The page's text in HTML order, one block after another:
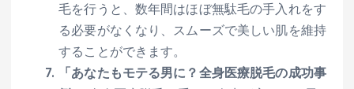
毛を行うと、数年間はほぼ無駄毛の手入れをす
る必要がなくなり、スムーズで美しい肌を維持
することができます。
「あなたもモテる男に？全身医療脱毛の成功事